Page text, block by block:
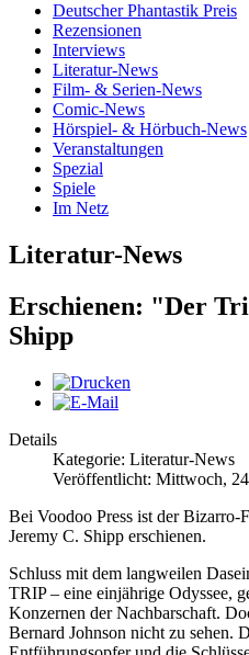
Deutscher Phantastik Preis
Rezensionen
Interviews
Literatur-News
Film- & Serien-News
Comic-News
Hörspiel- & Hörbuch-News
Veranstaltungen
Spezial
Spiele
Im Netz
Literatur-News
Erschienen: "Der
Shipp
Details
Kategorie: Literatur-News
Veröffentlicht: Mittwoch,
Bei Voodoo Press ist der
Jeremy C. Shipp erschienen.
Schluss mit dem langweilen
TRIP – eine einjährige Odyssee,
Konzernen der Nachbarschaft.
Bernard Johnson nicht zu sehen.